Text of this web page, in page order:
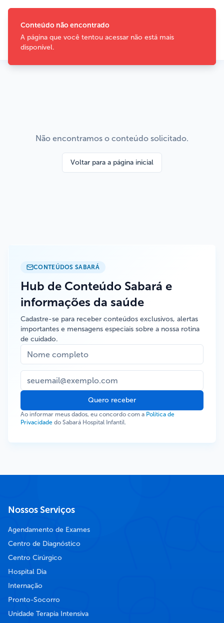
Não encontramos o conteúdo solicitado.
Voltar para a página inicial
CONTEÚDOS SABARÁ
Hub de Conteúdo Sabará e
informações da saúde
Cadastre-se para receber conteúdos exclusivos, alertas
importantes e mensagens especiais sobre a nossa rotina
de cuidado.
Quero receber
Ao informar meus dados, eu concordo com a Política de
Privacidade do Sabará Hospital Infantil.
Nossos Serviços
Agendamento de Exames
Centro de Diagnóstico
Centro Cirúrgico
Hospital Dia
Internação
Pronto-Socorro
Unidade Terapia Intensiva